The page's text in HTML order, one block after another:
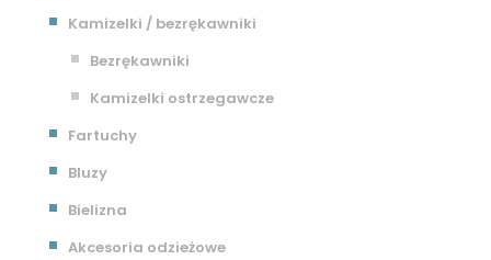
Kamizelki / bezrękawniki
Bezrękawniki
Kamizelki ostrzegawcze
Fartuchy
Bluzy
Bielizna
Akcesoria odzieżowe